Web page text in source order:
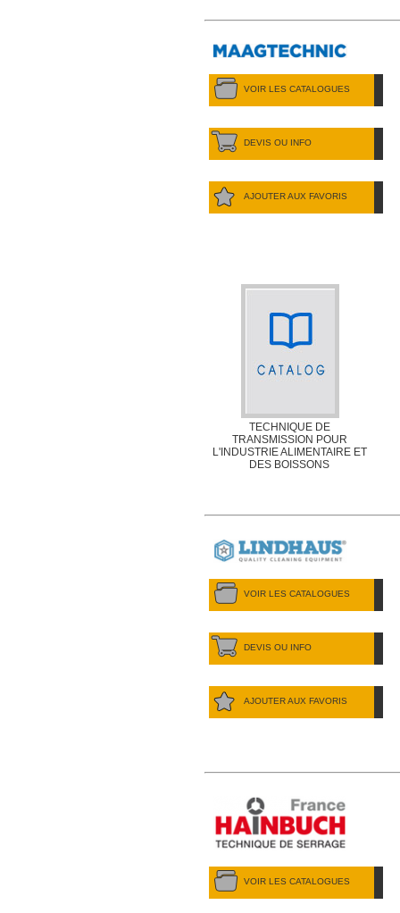
VOIR LES CATALOGUES
DEVIS OU INFO
AJOUTER AUX FAVORIS
TECHNIQUE DE
TRANSMISSION POUR
L'INDUSTRIE ALIMENTAIRE ET
DES BOISSONS
VOIR LES CATALOGUES
DEVIS OU INFO
AJOUTER AUX FAVORIS
VOIR LES CATALOGUES